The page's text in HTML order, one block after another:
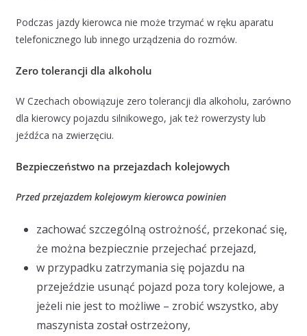
Podczas jazdy kierowca nie może trzymać w ręku aparatu
telefonicznego lub innego urządzenia do rozmów.
Zero tolerancji dla alkoholu
W Czechach obowiązuje zero tolerancji dla alkoholu, zarówno
dla kierowcy pojazdu silnikowego, jak też rowerzysty lub
jeźdźca na zwierzęciu.
Bezpieczeństwo na przejazdach kolejowych
Przed przejazdem kolejowym kierowca powinien
zachować szczególną ostrożność, przekonać się,
że można bezpiecznie przejechać przejazd,
w przypadku zatrzymania się pojazdu na
przejeździe usunąć pojazd poza tory kolejowe, a
jeżeli nie jest to możliwe – zrobić wszystko, aby
maszynista został ostrzeżony,